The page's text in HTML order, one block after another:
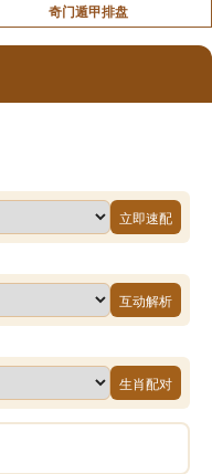
奇门遁甲排盘
立即速配
互动解析
生肖配对